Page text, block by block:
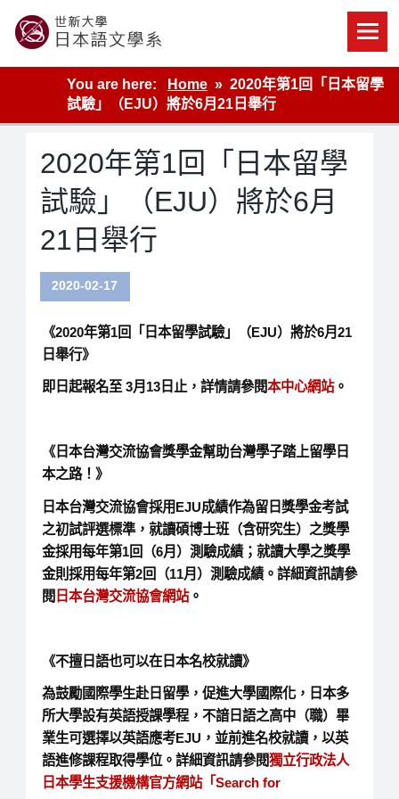
content
世新大學教學單位的網站
You are here:
Home
2020年第1回「日本留學
試驗」（EJU）將於6月21日舉行
2020年第1回「日本留學
試驗」（EJU）將於6月
21日舉行
2020-02-17
《2020年第1回「日本留學試驗」（EJU）將於6月21
日舉行》
即日起報名至 3月13日止，詳情請參閱本中心網站。
《日本台灣交流協會獎學金幫助台灣學子踏上留學日
本之路！》
日本台灣交流協會採用EJU成績作為留日獎學金考試
之初試評選標準，就讀碩博士班（含研究生）之獎學
金採用每年第1回（6月）測驗成績；就讀大學之獎學
金則採用每年第2回（11月）測驗成績。詳細資訊請參
閱 日本台灣交流協會網站。
《不擅日語也可以在日本名校就讀》
為鼓勵國際學生赴日留學，促進大學國際化，日本多
所大學設有英語授課學程，不諳日語之高中（職）畢
業生可選擇以英語應考EJU，並前進名校就讀，以英
語進修課程取得學位。詳細資訊請參閱獨立行政法人
日本學生支援機構官方網站「Search for